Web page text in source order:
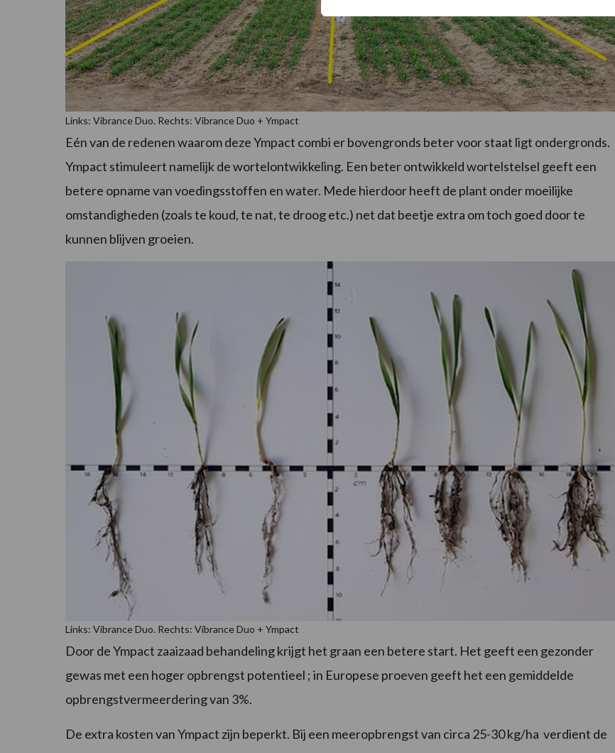
Links: Vibrance Duo. Rechts: Vibrance Duo + Ympact
Eén van de redenen waarom deze Ympact combi er bovengronds beter voor staat ligt ondergronds.
Ympact stimuleert namelijk de wortelontwikkeling. Een beter ontwikkeld wortelstelsel geeft een
betere opname van voedingsstoffen en water. Mede hierdoor heeft de plant onder moeilijke
omstandigheden (zoals te koud, te nat, te droog etc.) net dat beetje extra om toch goed door te
kunnen blijven groeien.
Links: Vibrance Duo. Rechts: Vibrance Duo + Ympact
Door de Ympact zaaizaad behandeling krijgt het graan een betere start. Het geeft een gezonder
gewas met een hoger opbrengst potentieel ; in Europese proeven geeft het een gemiddelde
opbrengstvermeerdering van 3%.
De extra kosten van Ympact zijn beperkt. Bij een meeropbrengst van circa 25-30 kg/ha verdient de